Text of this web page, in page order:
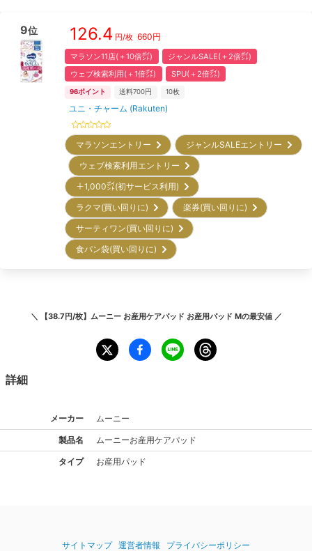
9位 126.4 円/枚 660円
マラソン11店(＋10倍㌽)
ジャンルSALE(＋2倍㌽)
ウェブ検索利用(＋1倍㌽)
SPU(＋2倍㌽)
96ポイント 送料700円 10枚
ユニ・チャーム (Rakuten)
マラソンエントリー
ジャンルSALEエントリー
ウェブ検索利用エントリー
＋1,000㌽(初サービス利用)
ラクマ(買い回りに)
楽券(買い回りに)
サーティワン(買い回りに)
食パン袋(買い回りに)
＼ 【38.7円/枚】ムーニー お産用ケアパッド お産用パッド Mの最安値 ／
詳細
メーカー ムーニー
製品名 ムーニーお産用ケアパッド
タイプ お産用パッド
サイトマップ 運営者情報 プライバシーポリシー